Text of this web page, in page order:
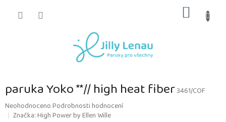
KOŠÍK
paruka Yoko **// high heat fiber3461/COF
Průměrné
hodnocení
NeohodnocenoPodrobnosti hodnocení
Značka:High Power by Ellen Wille